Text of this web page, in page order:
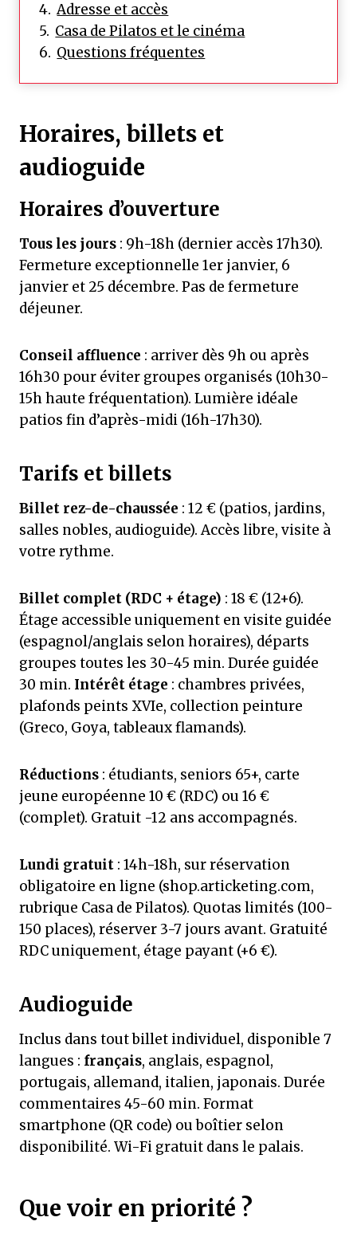
Adresse et accès
Casa de Pilatos et le cinéma
Questions fréquentes
Horaires, billets et
audioguide
Horaires d’ouverture
Tous les jours : 9h-18h (dernier accès 17h30).
Fermeture exceptionnelle 1er janvier, 6
janvier et 25 décembre. Pas de fermeture
déjeuner.
Conseil affluence : arriver dès 9h ou après
16h30 pour éviter groupes organisés (10h30-
15h haute fréquentation). Lumière idéale
patios fin d’après-midi (16h-17h30).
Tarifs et billets
Billet rez-de-chaussée : 12 € (patios, jardins,
salles nobles, audioguide). Accès libre, visite à
votre rythme.
Billet complet (RDC + étage) : 18 € (12+6).
Étage accessible uniquement en visite guidée
(espagnol/anglais selon horaires), départs
groupes toutes les 30-45 min. Durée guidée
30 min. Intérêt étage : chambres privées,
plafonds peints XVIe, collection peinture
(Greco, Goya, tableaux flamands).
Réductions : étudiants, seniors 65+, carte
jeune européenne 10 € (RDC) ou 16 €
(complet). Gratuit -12 ans accompagnés.
Lundi gratuit : 14h-18h, sur réservation
obligatoire en ligne (shop.articketing.com,
rubrique Casa de Pilatos). Quotas limités (100-
150 places), réserver 3-7 jours avant. Gratuité
RDC uniquement, étage payant (+6 €).
Audioguide
Inclus dans tout billet individuel, disponible 7
langues : français, anglais, espagnol,
portugais, allemand, italien, japonais. Durée
commentaires 45-60 min. Format
smartphone (QR code) ou boîtier selon
disponibilité. Wi-Fi gratuit dans le palais.
Que voir en priorité ?